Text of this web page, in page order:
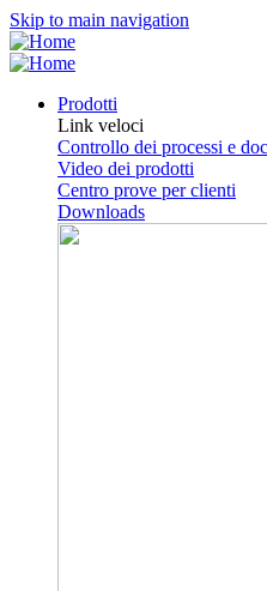
Skip to main navigation
Prodotti
Link veloci
Controllo dei processi e
Video dei prodotti
Centro prove per clienti
Downloads